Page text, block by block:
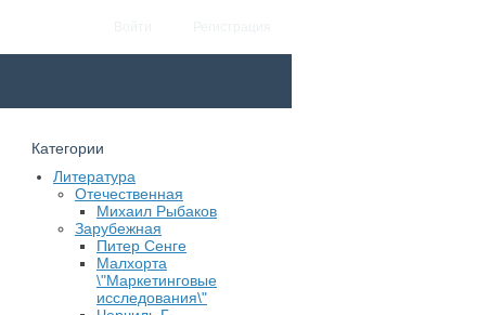
Категории
Литература
Отечественная
Михаил Рыбаков
Зарубежная
Питер Сенге
Малхорта
\"Маркетинговые
исследования\"